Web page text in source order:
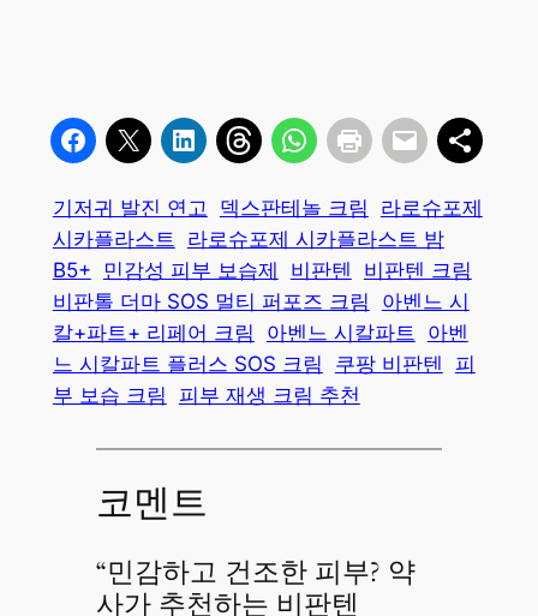
기저귀 발진 연고 덱스판테놀 크림
라로슈포제
시카플라스트 라로슈포제 시카플라스트 밤
B5+
민감성 피부 보습제 비판텐
비판텐 크림
비판톨 더마 SOS 멀티 퍼포즈 크림
아벤느 시
칼+파트+ 리페어 크림
아벤느 시칼파트 아벤
느 시칼파트 플러스 SOS 크림
쿠팡 비판텐
피
부 보습 크림
피부 재생 크림 추천
코멘트
“민감하고 건조한 피부? 약
사가 추천하는 비판텐